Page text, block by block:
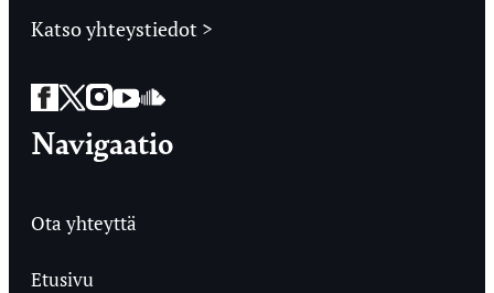
Katso yhteystiedot >
Facebook
Twitter
Instagram
YouTube
SoundCloud
Navigaatio
Ota yhteyttä
Etusivu